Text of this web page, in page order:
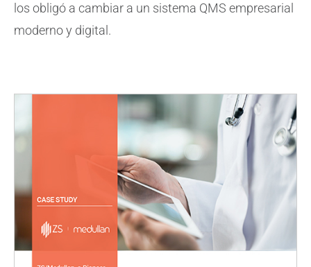
los obligó a cambiar a un sistema QMS empresarial
moderno y digital.